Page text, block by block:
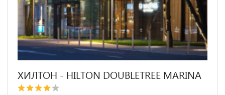
ХИЛТОН - HILTON DOUBLETREE MARINA